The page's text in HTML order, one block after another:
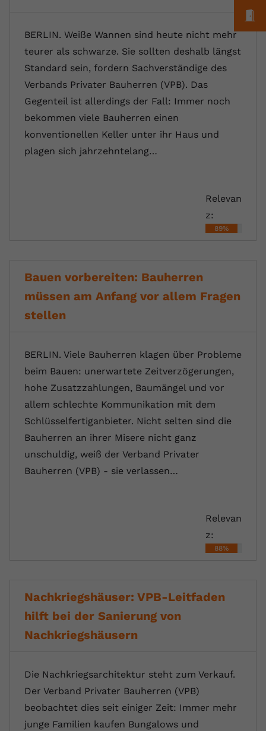
BERLIN. Weiße Wannen sind heute nicht mehr
teurer als schwarze. Sie sollten deshalb längst
Standard sein, fordern Sachverständige des
Verbands Privater Bauherren (VPB). Das
Gegenteil ist allerdings der Fall: Immer noch
bekommen viele Bauherren einen
konventionellen Keller unter ihr Haus und
plagen sich jahrzehntelang…
Relevan
z:
89%
Bauen vorbereiten: Bauherren
müssen am Anfang vor allem Fragen
stellen
BERLIN. Viele Bauherren klagen über Probleme
beim Bauen: unerwartete Zeitverzögerungen,
hohe Zusatzzahlungen, Baumängel und vor
allem schlechte Kommunikation mit dem
Schlüsselfertiganbieter. Nicht selten sind die
Bauherren an ihrer Misere nicht ganz
unschuldig, weiß der Verband Privater
Bauherren (VPB) - sie verlassen…
Relevan
z:
88%
Nachkriegshäuser: VPB-Leitfaden
hilft bei der Sanierung von
Nachkriegshäusern
Die Nachkriegsarchitektur steht zum Verkauf.
Der Verband Privater Bauherren (VPB)
beobachtet dies seit einiger Zeit: Immer mehr
junge Familien kaufen Bungalows und